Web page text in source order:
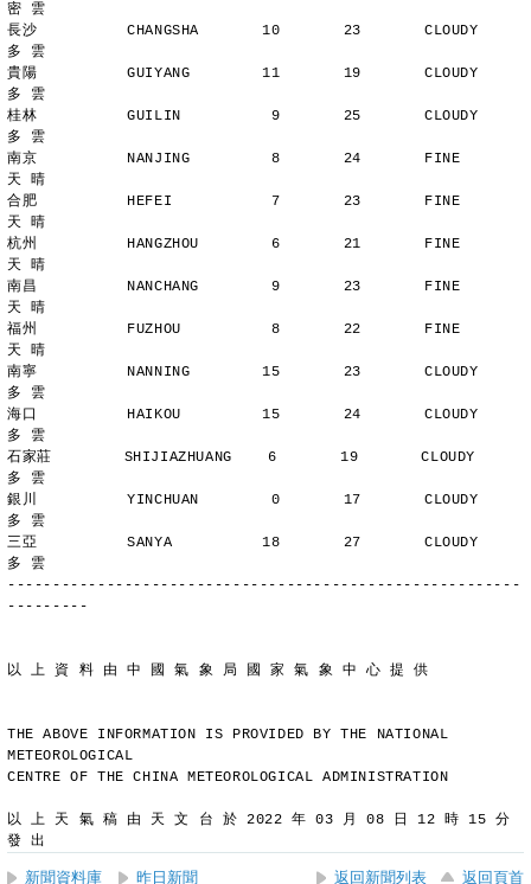
密 雲
長沙          CHANGSHA       10       23       CLOUDY
多 雲
貴陽          GUIYANG        11       19       CLOUDY
多 雲
桂林          GUILIN          9       25       CLOUDY
多 雲
南京          NANJING         8       24       FINE
天 晴
合肥          HEFEI           7       23       FINE
天 晴
杭州          HANGZHOU        6       21       FINE
天 晴
南昌          NANCHANG        9       23       FINE
天 晴
福州          FUZHOU          8       22       FINE
天 晴
南寧          NANNING        15       23       CLOUDY
多 雲
海口          HAIKOU         15       24       CLOUDY
多 雲
石家莊        SHIJIAZHUANG    6       19       CLOUDY
多 雲
銀川          YINCHUAN        0       17       CLOUDY
多 雲
三亞          SANYA          18       27       CLOUDY
多 雲
---------------------------------------------------------
---------
以 上 資 料 由 中 國 氣 象 局 國 家 氣 象 中 心 提 供
THE ABOVE INFORMATION IS PROVIDED BY THE NATIONAL
METEOROLOGICAL
CENTRE OF THE CHINA METEOROLOGICAL ADMINISTRATION
以 上 天 氣 稿 由 天 文 台 於 2022 年 03 月 08 日 12 時 15 分
發 出
新聞資料庫 昨日新聞 返回新聞列表 返回頁首